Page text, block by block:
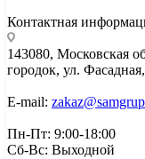
Контактная
143080, Mосковская
городок, ул.
E-mail:
Пн-Пт: 9:00-18:00
Сб-Вс: Выходной